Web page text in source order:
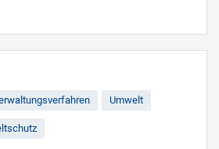
Umwelt